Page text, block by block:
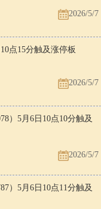
2026/5/7
点15分触及涨停板
2026/5/7
）5月6日10点10分触及
2026/5/7
）5月6日10点11分触及